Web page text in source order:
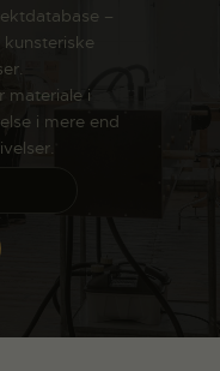
–
materiale i
i mere end